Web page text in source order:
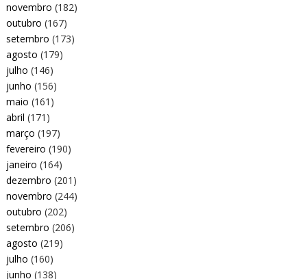
novembro (182)
outubro (167)
setembro (173)
agosto (179)
julho (146)
junho (156)
maio (161)
abril (171)
março (197)
fevereiro (190)
janeiro (164)
dezembro (201)
novembro (244)
outubro (202)
setembro (206)
agosto (219)
julho (160)
junho (138)